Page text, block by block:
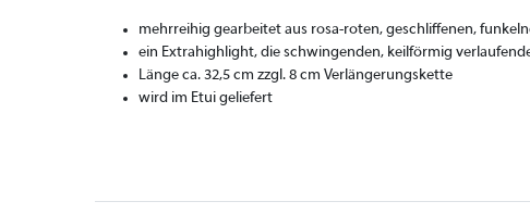
mehrreihig gearbeitet aus rosa-roten, geschliffenen,
ein Extrahighlight, die schwingenden, keilförmig
Länge ca. 32,5 cm zzgl. 8 cm Verlängerungskette
wird im Etui geliefert